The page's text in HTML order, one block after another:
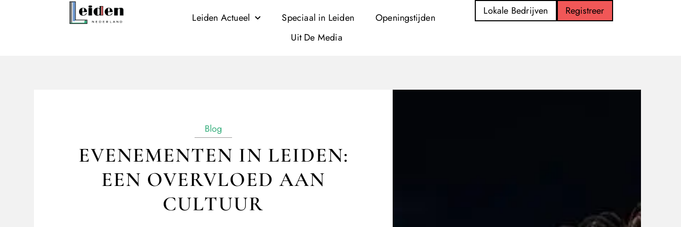
Leiden Actueel Speciaal in Leiden
Openingstijden
Uit De Media
Registreer
Lokale Bedrijven
Blog
EVENEMENTEN IN LEIDEN:
EEN OVERVLOED AAN
CULTUUR